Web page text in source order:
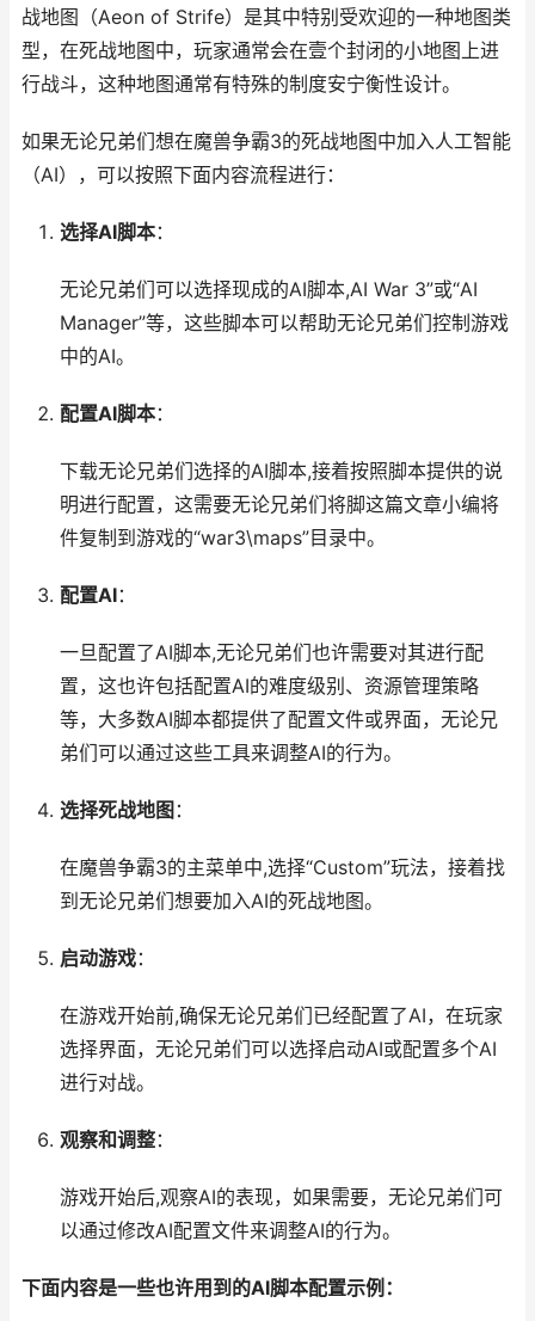
战地图（Aeon of Strife）是其中特别受欢迎的一种地图类
型，在死战地图中，玩家通常会在壹个封闭的小地图上进
行战斗，这种地图通常有特殊的制度安宁衡性设计。
如果无论兄弟们想在魔兽争霸3的死战地图中加入人工智能
（AI），可以按照下面内容流程进行：
选择AI脚本：
无论兄弟们可以选择现成的AI脚本,AI War 3”或“AI
Manager”等，这些脚本可以帮助无论兄弟们控制游戏
中的AI。
配置AI脚本：
下载无论兄弟们选择的AI脚本,接着按照脚本提供的说
明进行配置，这需要无论兄弟们将脚这篇文章小编将
件复制到游戏的“war3\maps”目录中。
配置AI：
一旦配置了AI脚本,无论兄弟们也许需要对其进行配
置，这也许包括配置AI的难度级别、资源管理策略
等，大多数AI脚本都提供了配置文件或界面，无论兄
弟们可以通过这些工具来调整AI的行为。
选择死战地图 ：
在魔兽争霸3的主菜单中,选择“Custom”玩法，接着找
到无论兄弟们想要加入AI的死战地图。
启动游戏：
在游戏开始前,确保无论兄弟们已经配置了AI，在玩家
选择界面，无论兄弟们可以选择启动AI或配置多个AI
进行对战。
观察和调整：
游戏开始后,观察AI的表现，如果需要，无论兄弟们可
以通过修改AI配置文件来调整AI的行为。
下面内容是一些也许用到的AI脚本配置示例：